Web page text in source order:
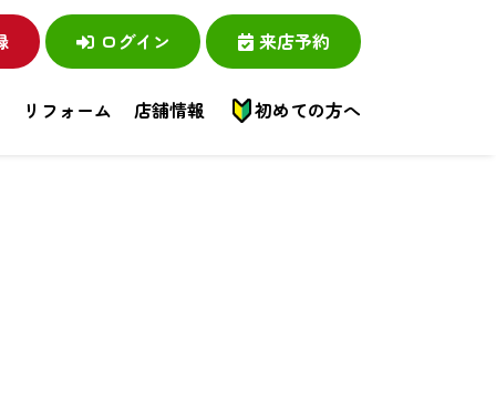
ログイン 来店予約
リフォーム 店舗情報 初めての方へ